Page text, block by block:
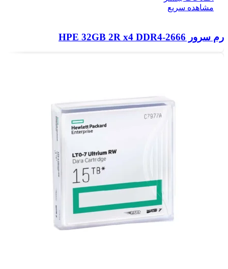
مشاهده سریع
رم سرور HPE 32GB 2R x4 DDR4‑2666